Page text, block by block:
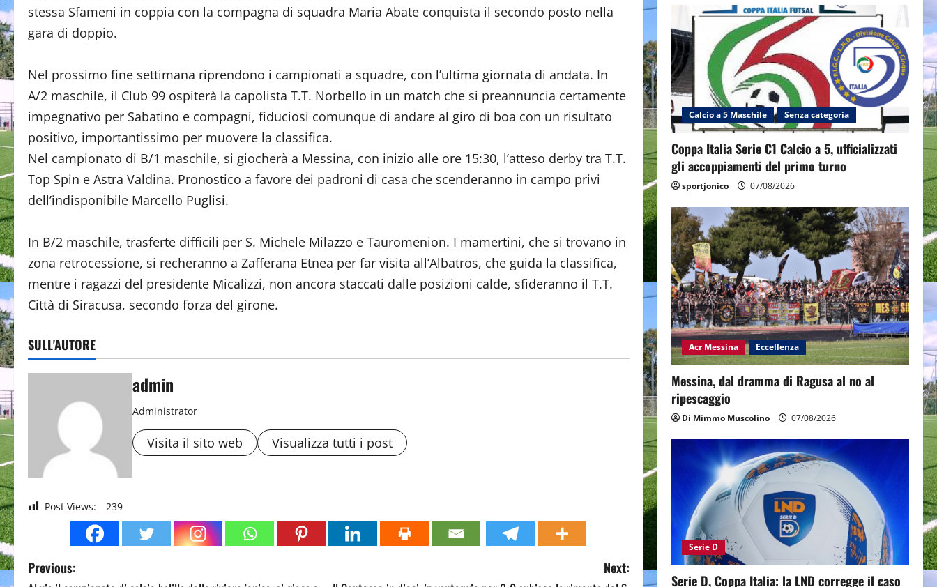
stessa Sfameni in coppia con la compagna di squadra Maria Abate conquista il secondo posto nella
gara di doppio.
Nel prossimo fine settimana riprendono i campionati a squadre, con l’ultima giornata di andata. In
A/2 maschile, il Club 99 ospiterà la capolista T.T. Norbello in un match che si preannuncia certamente
impegnativo per Sabatino e compagni, fiduciosi comunque di andare al giro di boa con un risultato
positivo, importantissimo per muovere la classifica.
Nel campionato di B/1 maschile, si giocherà a Messina, con inizio alle ore 15:30, l’atteso derby tra T.T.
Top Spin e Astra Valdina. Pronostico a favore dei padroni di casa che scenderanno in campo privi
dell’indisponibile Marcello Puglisi.
In B/2 maschile, trasferte difficili per S. Michele Milazzo e Tauromenion. I mamertini, che si trovano in
zona retrocessione, si recheranno a Zafferana Etnea per far visita all’Albatros, che guida la classifica,
mentre i ragazzi del presidente Micalizzi, non ancora staccati dalle posizioni calde, sfideranno il T.T.
Città di Siracusa, secondo forza del girone.
SULL'AUTORE
admin
Administrator
Visita il sito web Visualizza tutti i post
Post Views: 239
P
Previous:
Next:
Calcio a 5 Maschile Senza categoria
Coppa Italia Serie C1 Calcio a 5, ufficializzati
gli accoppiamenti del primo turno
sportjonico 07/08/2026
Acr Messina Eccellenza
Messina, dal dramma di Ragusa al no al
ripescaggio
Di Mimmo Muscolino 07/08/2026
Serie D
Serie D, Coppa Italia: la LND corregge il caso